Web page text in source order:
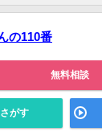
の110番
無料相談
がす